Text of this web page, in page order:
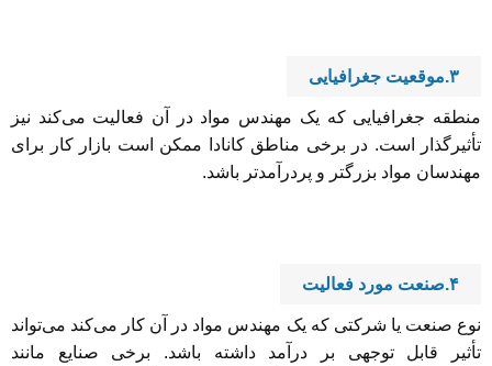
۳.موقعیت جغرافیایی
منطقه جغرافیایی که یک مهندس مواد در آن فعالیت می‌کند نیز
تأثیرگذار است. در برخی مناطق کانادا ممکن است بازار کار برای
مهندسان مواد بزرگتر و پردرآمدتر باشد.
۴.صنعت مورد فعالیت
نوع صنعت یا شرکتی که یک مهندس مواد در آن کار می‌کند می‌تواند
تأثیر قابل توجهی بر درآمد داشته باشد. برخی صنایع مانند